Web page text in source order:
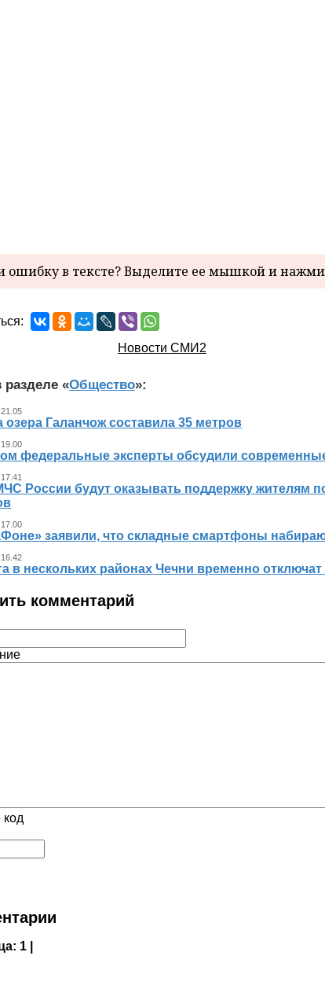
в тексте? Выделите ее мышкой и
Новости СМИ2
разделе «Общество»:
озера Галанчож составила 35 метров
федеральные эксперты обсудили
России будут оказывать поддержку жителям
заявили, что складные смартфоны
в нескольких районах Чечни временно отключат
комментарий
код
1 |